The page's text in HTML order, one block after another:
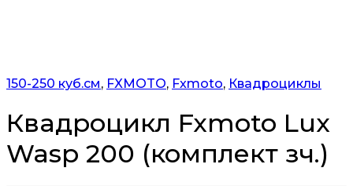
150-250 куб.см, FXMOTO, Fxmoto, Квадроциклы
Квадроцикл Fxmoto Lux
Wasp 200 (комплект зч.)